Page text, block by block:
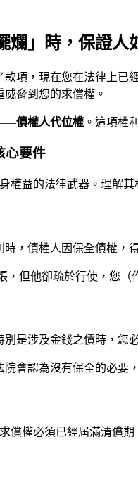
爛」時，保證人
款項，現在您在法律上
脅到您的求償權。
——債權人代位權 。這項權
心要件
權益的法律武器。理解
時，債權人因保全債權
，但他卻疏於行使，您
是涉及金錢之債時，您
會認為沒有保全的必要
償權必須已經屆滿清償